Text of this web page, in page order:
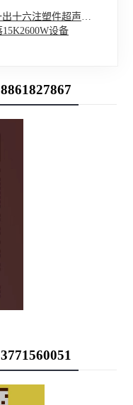
十六注塑件超声波
设备